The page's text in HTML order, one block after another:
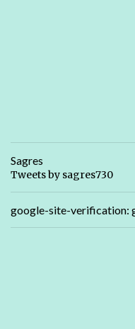
Sagres
Tweets by sagres730
google-site-verification: